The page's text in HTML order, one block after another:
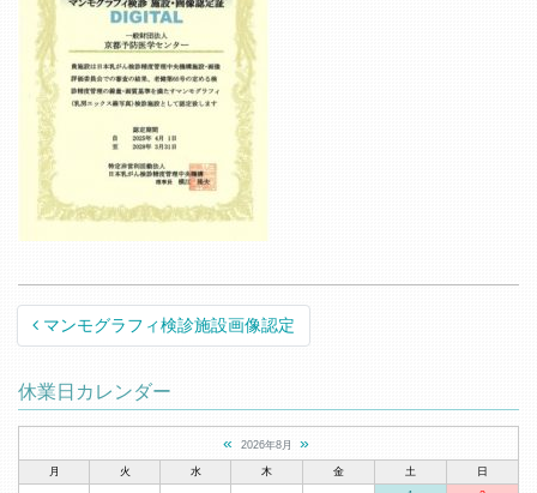
Post navigation
マンモグラフィ検診施設画像認定
休業日カレンダー
« 2026年8月 »
月 火 水 木 金 土
日